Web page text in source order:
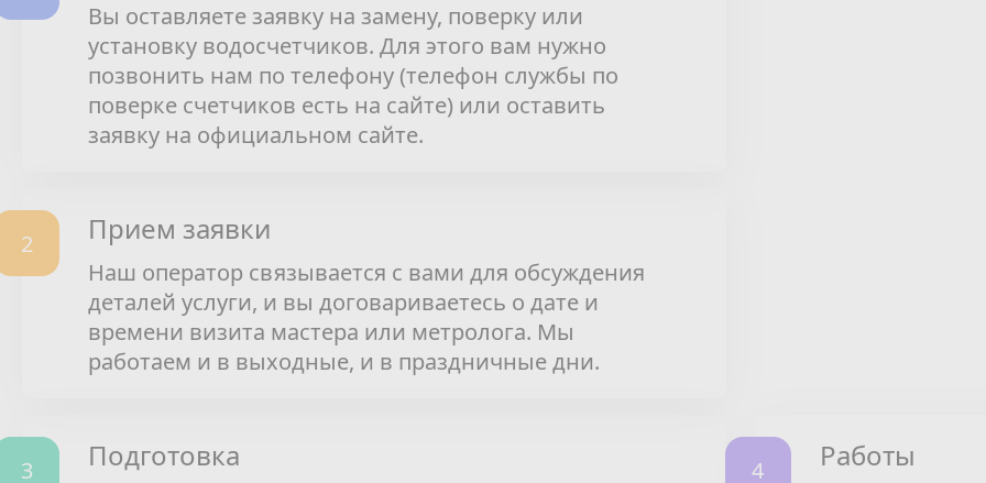
Вы оставляете заявку на замену, поверку или
установку водосчетчиков. Для этого вам нужно
позвонить нам по телефону (телефон службы по
поверке счетчиков есть на сайте) или оставить
заявку на официальном сайте.
Прием заявки
Наш оператор связывается с вами для обсуждения
деталей услуги, и вы договариваетесь о дате и
времени визита мастера или метролога. Мы
работаем и в выходные, и в праздничные дни.
Подготовка Работы